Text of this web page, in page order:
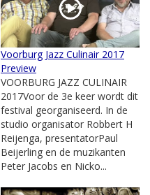
Voorburg Jazz Culinair 2017
Preview
VOORBURG JAZZ CULINAIR
2017Voor de 3e keer wordt dit
festival georganiseerd. In de
studio organisator Robbert H
Reijenga, presentatorPaul
Beijerling en de muzikanten
Peter Jacobs en Nicko...